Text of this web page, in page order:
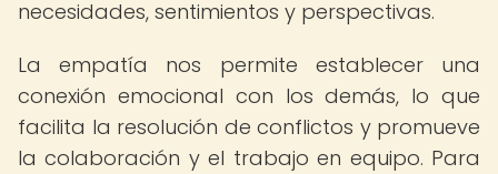
necesidades, sentimientos y perspectivas.
La empatía nos permite establecer una
conexión emocional con los demás, lo que
facilita la resolución de conflictos y promueve
la colaboración y el trabajo en equipo. Para